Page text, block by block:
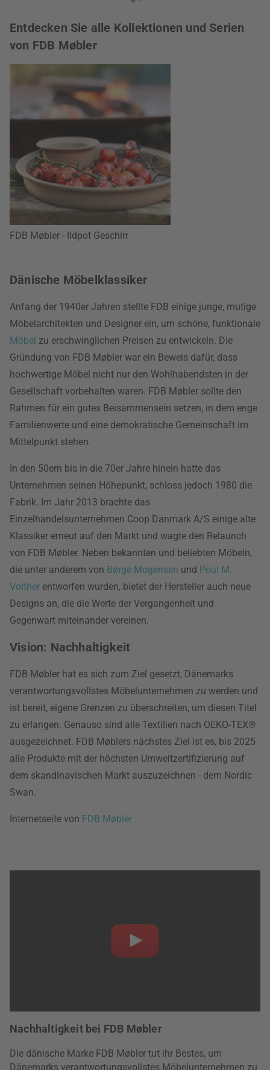
Entdecken Sie alle Kollektionen und Serien
von FDB Møbler
FDB Møbler - Ildpot Geschirr
Dänische Möbelklassiker
Anfang der 1940er Jahren stellte FDB einige junge, mutige
Möbelarchitekten und Designer ein, um schöne, funktionale
Möbel zu erschwinglichen Preisen zu entwickeln. Die
Gründung von FDB Møbler war ein Beweis dafür, dass
hochwertige Möbel nicht nur den Wohlhabendsten in der
Gesellschaft vorbehalten waren. FDB Møbler sollte den
Rahmen für ein gutes Beisammensein setzen, in dem enge
Familienwerte und eine demokratische Gemeinschaft im
Mittelpunkt stehen.
In den 50ern bis in die 70er Jahre hinein hatte das
Unternehmen seinen Höhepunkt, schloss jedoch 1980 die
Fabrik. Im Jahr 2013 brachte das
Einzelhandelsunternehmen Coop Danmark A/S einige alte
Klassiker erneut auf den Markt und wagte den Relaunch
von FDB Møbler. Neben bekannten und beliebten Möbeln,
die unter anderem von Børge Mogensen und Poul M.
Volther entworfen wurden, bietet der Hersteller auch neue
Designs an, die die Werte der Vergangenheit und
Gegenwart miteinander vereinen.
Vision: Nachhaltigkeit
FDB Møbler hat es sich zum Ziel gesetzt, Dänemarks
verantwortungsvollstes Möbelunternehmen zu werden und
ist bereit, eigene Grenzen zu überschreiten, um diesen Titel
zu erlangen. Genauso sind alle Textilien nach OEKO-TEX®
ausgezeichnet. FDB Møblers nächstes Ziel ist es, bis 2025
alle Produkte mit der höchsten Umweltzertifizierung auf
dem skandinavischen Markt auszuzeichnen - dem Nordic
Swan.
Internetseite von FDB Møbler
Nachhaltigkeit bei FDB Møbler
Die dänische Marke FDB Møbler tut ihr Bestes, um
Dänemarks verantwortungsvollstes Möbelunternehmen zu